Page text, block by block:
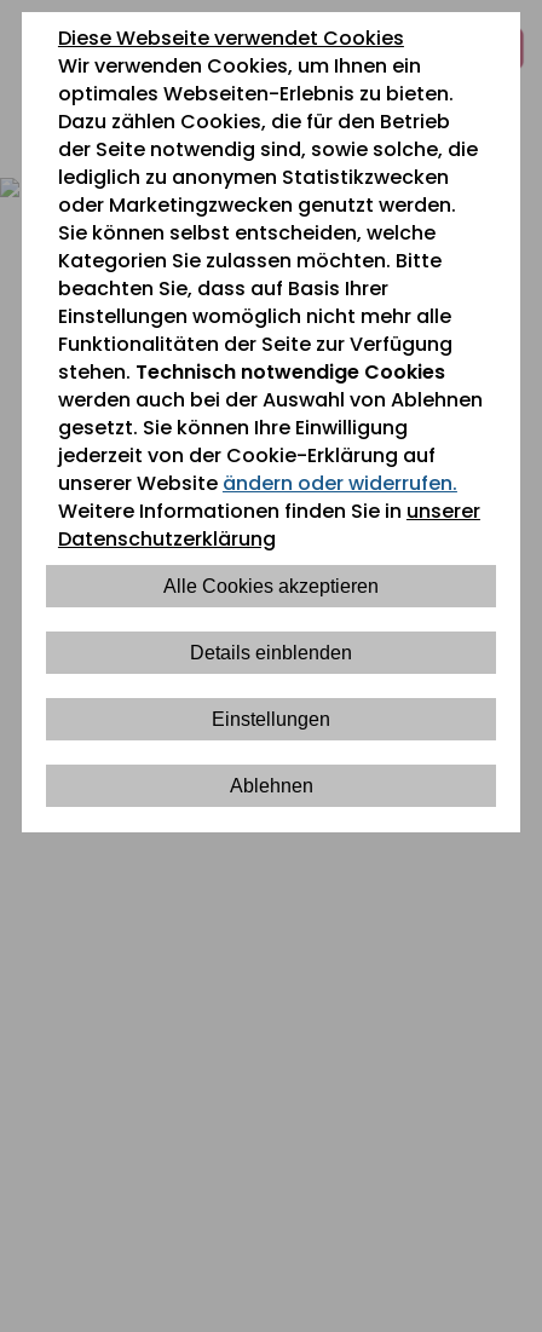
Diese Webseite verwendet Cookies
Wir verwenden Cookies, um Ihnen ein
optimales Webseiten-Erlebnis zu bieten.
Dazu zählen Cookies, die für den Betrieb
der Seite notwendig sind, sowie solche, die
lediglich zu anonymen Statistikzwecken
oder Marketingzwecken genutzt werden.
Sie können selbst entscheiden, welche
Kategorien Sie zulassen möchten. Bitte
beachten Sie, dass auf Basis Ihrer
Einstellungen womöglich nicht mehr alle
Funktionalitäten der Seite zur Verfügung
stehen. Technisch notwendige Cookies
werden auch bei der Auswahl von Ablehnen
gesetzt. Sie können Ihre Einwilligung
jederzeit von der Cookie-Erklärung auf
unserer Website ändern oder widerrufen.
Weitere Informationen finden Sie in unserer
Datenschutzerklärung
Alle Cookies akzeptieren
Details einblenden
Einstellungen
Ablehnen
zum
Inhalt
springen
zur
Navigation
springen
zum
Fußbereich
springen
0 26 42 40 60
Sie befinden sich gerade hier:Aktuelles
Lichterwoche in Haus Ahrtal